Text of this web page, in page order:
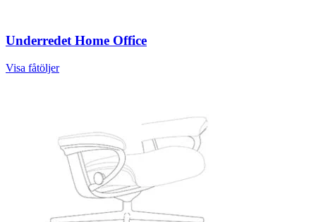
Underredet Home Office
Visa fåtöljer